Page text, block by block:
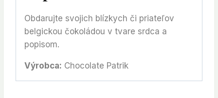
Obdarujte svojich blízkych či priateľov
belgickou čokoládou v tvare srdca a
popisom.
Výrobca: Chocolate Patrik